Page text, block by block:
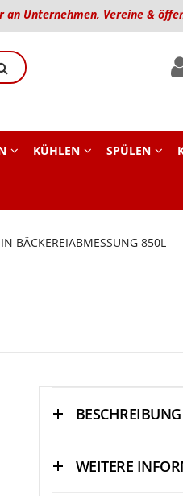
an Unternehmen, Vereine &
KÜHLEN SPÜLEN
BÄCKEREIABMESSUNG 850L
BESCHREIBUNG
WEITERE